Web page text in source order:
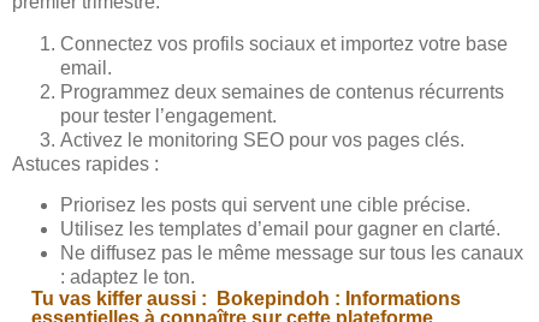
Connectez vos profils sociaux et importez votre base
email.
Programmez deux semaines de contenus récurrents
pour tester l’engagement.
Activez le monitoring SEO pour vos pages clés.
Astuces rapides :
Priorisez les posts qui servent une cible précise.
Utilisez les templates d’email pour gagner en clarté.
Ne diffusez pas le même message sur tous les canaux
: adaptez le ton.
Tu vas kiffer aussi :
Bokepindoh : Informations